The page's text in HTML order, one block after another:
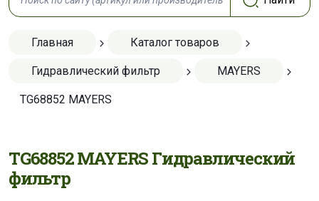
Главная Каталог товаров
Гидравлический фильтр MAYERS
TG68852 MAYERS
TG68852 MAYERS Гидравлический
фильтр